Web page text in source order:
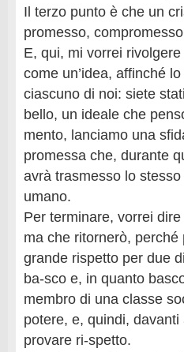
Il terzo punto è che un
promesso,
E, qui, mi vorrei
come un’idea, affinché
ciascuno di noi: siete
bello, un ideale che
mento, lanciamo una
promessa che, durante
avrà trasmesso lo
umano.
Per terminare, vorrei
ma che ritornerò,
grande rispetto per due
ba-sco e, in quanto
membro di una classe
potere, e, quindi,
provare ri-spetto.